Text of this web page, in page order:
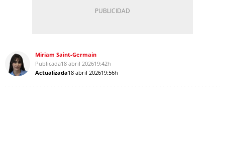
Miriam Saint-Germain
Publicada18 abril 202619:42h
Actualizada18 abril 202619:56h